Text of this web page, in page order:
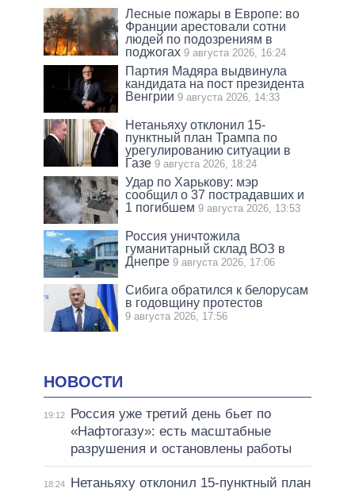
Лесные пожары в Европе: во
Франции арестовали сотни
людей по подозрениям в
поджогах 9 августа 2026, 16:24
Партия Мадяра выдвинула
кандидата на пост президента
Венгрии 9 августа 2026, 14:33
Нетаньяху отклонил 15-
пунктный план Трампа по
урегулированию ситуации в
Газе 9 августа 2026, 18:24
Удар по Харькову: мэр
сообщил о 37 пострадавших и
1 погибшем 9 августа 2026, 13:53
Россия уничтожила
гуманитарный склад ВОЗ в
Днепре 9 августа 2026, 17:06
Сибига обратился к белорусам
в годовщину протестов
9 августа 2026, 17:56
НОВОСТИ
19:12
Россия уже третий день бьет по
«Нафтогазу»: есть масштабные
разрушения и остановлены работы
18:24
Нетаньяху отклонил 15-пунктный план